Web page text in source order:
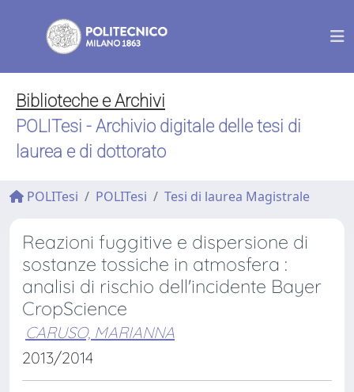
Biblioteche e Archivi
POLITesi - Archivio digitale delle tesi di
laurea e di dottorato
POLITesi POLITesi Tesi di laurea Magistrale
Reazioni fuggitive e dispersione di
sostanze tossiche in atmosfera :
analisi di rischio dell'incidente Bayer
CropScience
CARUSO, MARIANNA
2013/2014